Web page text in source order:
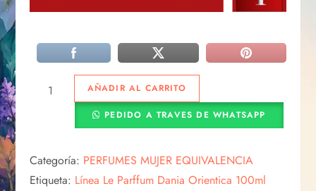
AÑADIR AL CARRITO
PEDIDO A TRAVES DE WHATSAPP
Categoría: PERFUMES MUJER EQUIVALENCIA
Etiqueta: Línea Le Parffum Dania Orientica 100ml